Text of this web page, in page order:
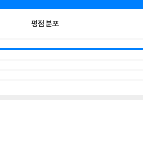
평점 분포